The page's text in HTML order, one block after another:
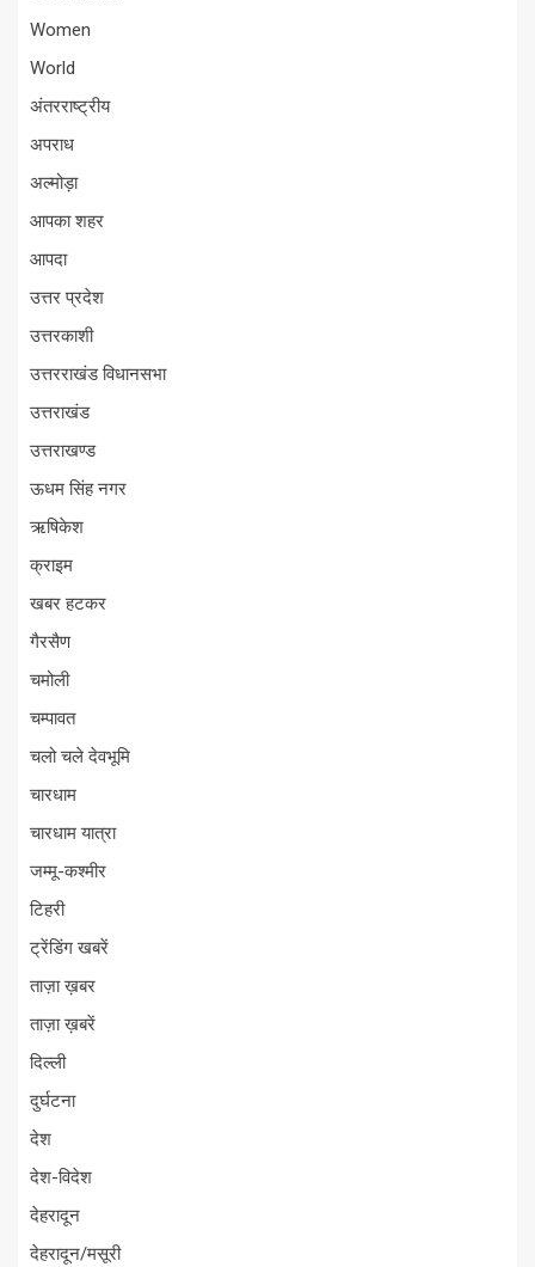
Women
World
अंतरराष्ट्रीय
अपराध
अल्मोड़ा
आपका शहर
आपदा
उत्तर प्रदेश
उत्तरकाशी
उत्तरराखंड विधानसभा
उत्तराखंड
उत्तराखण्ड
ऊधम सिंह नगर
ऋषिकेश
क्राइम
खबर हटकर
गैरसैण
चमोली
चम्पावत
चलो चले देवभूमि
चारधाम
चारधाम यात्रा
जम्मू-कश्मीर
टिहरी
ट्रेंडिंग खबरें
ताज़ा ख़बर
ताज़ा ख़बरें
दिल्ली
दुर्घटना
देश
देश-विदेश
देहरादून
देहरादून/मसूरी